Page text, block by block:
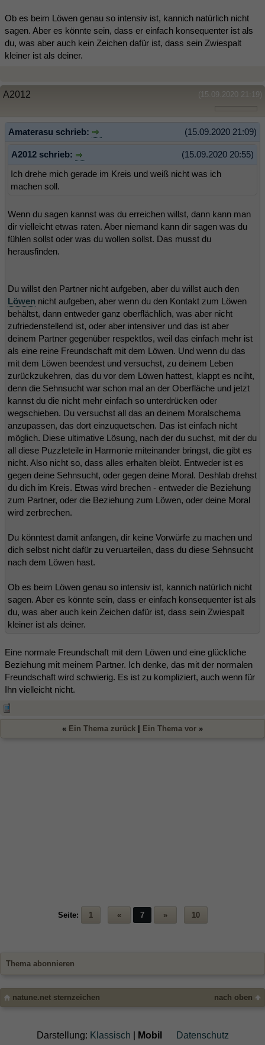
Ob es beim Löwen genau so intensiv ist, kannich natürlich nicht
sagen. Aber es könnte sein, dass er einfach konsequenter ist als
du, was aber auch kein Zeichen dafür ist, dass sein Zwiespalt
kleiner ist als deiner.
(15.09.2020 21:19)
A2012
(15.09.2020 21:09)
Amaterasu schrieb:
(15.09.2020 20:55)
A2012 schrieb:
Ich drehe mich gerade im Kreis und weiß nicht was ich
machen soll.
Wenn du sagen kannst was du erreichen willst, dann kann man
dir vielleicht etwas raten. Aber niemand kann dir sagen was du
fühlen sollst oder was du wollen sollst. Das musst du
herausfinden.
Du willst den Partner nicht aufgeben, aber du willst auch den
Löwen nicht aufgeben, aber wenn du den Kontakt zum Löwen
behältst, dann entweder ganz oberflächlich, was aber nicht
zufriedenstellend ist, oder aber intensiver und das ist aber
deinem Partner gegenüber respektlos, weil das einfach mehr ist
als eine reine Freundschaft mit dem Löwen. Und wenn du das
mit dem Löwen beendest und versuchst, zu deinem Leben
zurückzukehren, das du vor dem Löwen hattest, klappt es nciht,
denn die Sehnsucht war schon mal an der Oberfläche und jetzt
kannst du die nicht mehr einfach so unterdrücken oder
wegschieben. Du versuchst all das an deinem Moralschema
anzupassen, das dort einzuquetschen. Das ist einfach nicht
möglich. Diese ultimative Lösung, nach der du suchst, mit der du
all diese Puzzleteile in Harmonie miteinander bringst, die gibt es
nicht. Also nicht so, dass alles erhalten bleibt. Entweder ist es
gegen deine Sehnsucht, oder gegen deine Moral. Deshlab drehst
du dich im Kreis. Etwas wird brechen - entweder die Beziehung
zum Partner, oder die Beziehung zum Löwen, oder deine Moral
wird zerbrechen.
Du könntest damit anfangen, dir keine Vorwürfe zu machen und
dich selbst nicht dafür zu veruarteilen, dass du diese Sehnsucht
nach dem Löwen hast.
Ob es beim Löwen genau so intensiv ist, kannich natürlich nicht
sagen. Aber es könnte sein, dass er einfach konsequenter ist als
du, was aber auch kein Zeichen dafür ist, dass sein Zwiespalt
kleiner ist als deiner.
Eine normale Freundschaft mit dem Löwen und eine glückliche
Beziehung mit meinem Partner. Ich denke, das mit der normalen
Freundschaft wird schwierig. Es ist zu kompliziert, auch wenn für
Ihn vielleicht nicht.
« Ein Thema zurück Ein Thema vor »
Seite: 1 « 7 » 10
Thema abonnieren
nach oben
natune.net sternzeichen
Darstellung: Klassisch Mobil Datenschutz